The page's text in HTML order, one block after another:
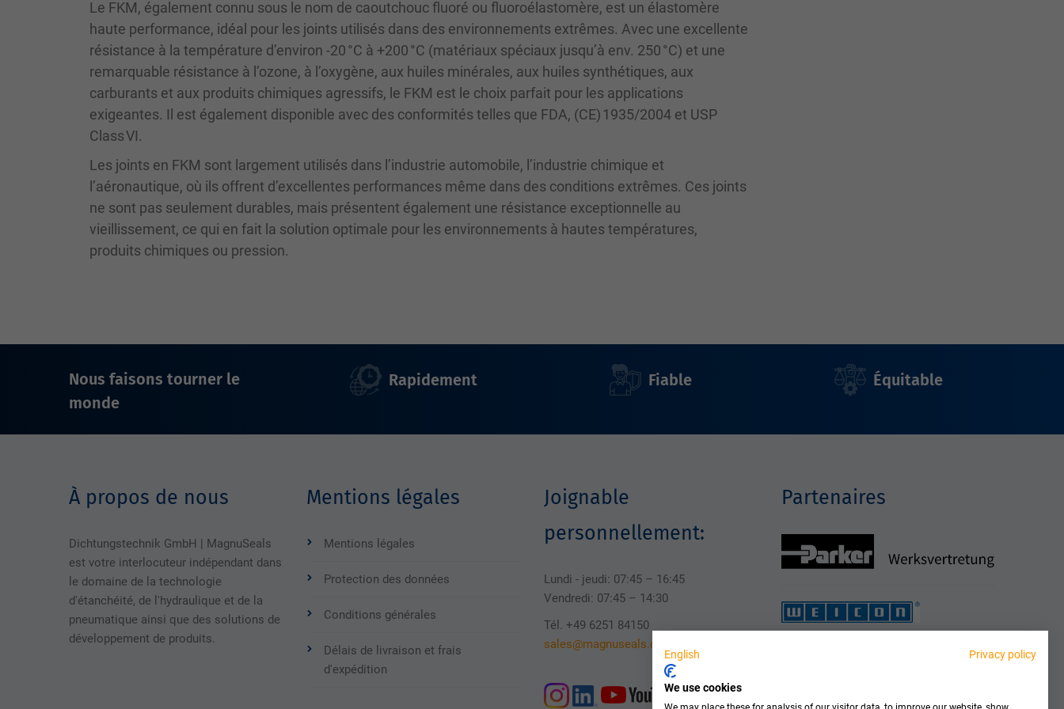
Le FKM, également connu sous le nom de caoutchouc fluoré ou fluoroélastomère, est un élastomère
haute performance, idéal pour les joints utilisés dans des environnements extrêmes. Avec une excellente
résistance à la température d’environ -20 °C à +200 °C (matériaux spéciaux jusqu’à env. 250 °C) et une
remarquable résistance à l’ozone, à l’oxygène, aux huiles minérales, aux huiles synthétiques, aux
carburants et aux produits chimiques agressifs, le FKM est le choix parfait pour les applications
exigeantes. Il est également disponible avec des conformités telles que FDA, (CE) 1935/2004 et USP
Class VI.
Les joints en FKM sont largement utilisés dans l’industrie automobile, l’industrie chimique et
l’aéronautique, où ils offrent d’excellentes performances même dans des conditions extrêmes. Ces joints
ne sont pas seulement durables, mais présentent également une résistance exceptionnelle au
vieillissement, ce qui en fait la solution optimale pour les environnements à hautes températures,
produits chimiques ou pression.
Nous faisons tourner le
monde
Rapidement Fiable Équitable
À propos de nous
Dichtungstechnik GmbH | MagnuSeals
est votre interlocuteur indépendant dans
le domaine de la technologie
d'étanchéité, de l'hydraulique et de la
pneumatique ainsi que des solutions de
développement de produits.
Mentions légales
Mentions légales
Protection des données
Conditions générales
Délais de livraison et frais
d'expédition
Joignable
personnellement:
Lundi - jeudi: 07:45 – 16:45
Vendredi: 07:45 – 14:30
Tél. +49 6251 84150
sales@magnuseals.com
Partenaires
English Privacy policy
We use cookies